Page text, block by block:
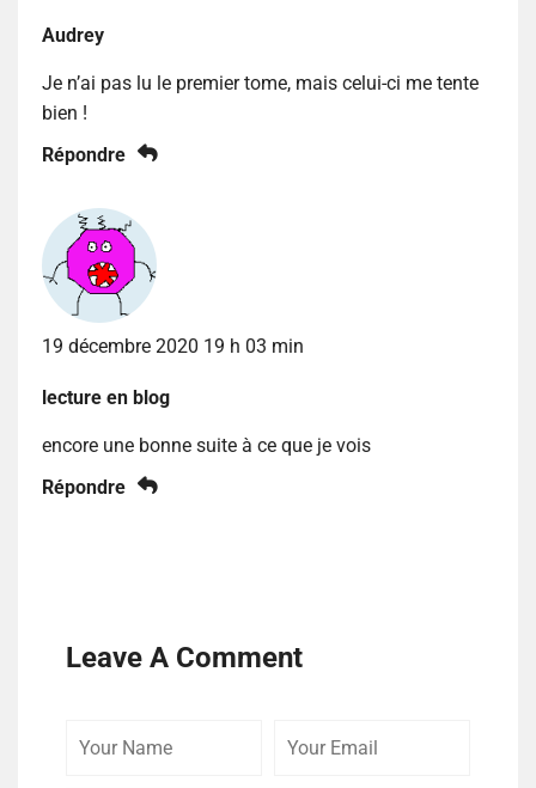
Audrey
Je n’ai pas lu le premier tome, mais celui-ci me tente
bien !
Répondre
19 décembre 2020 19 h 03 min
lecture en blog
encore une bonne suite à ce que je vois
Répondre
Leave A Comment